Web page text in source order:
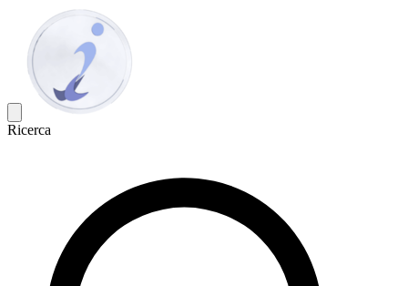
Ricerca